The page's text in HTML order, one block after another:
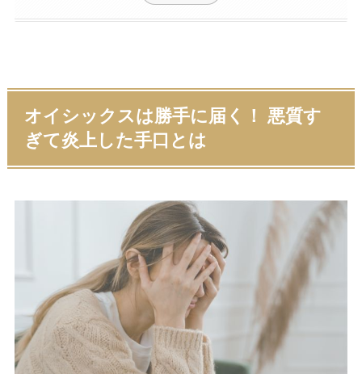
オイシックスは勝手に届く！ 悪質す
ぎて炎上した手口とは